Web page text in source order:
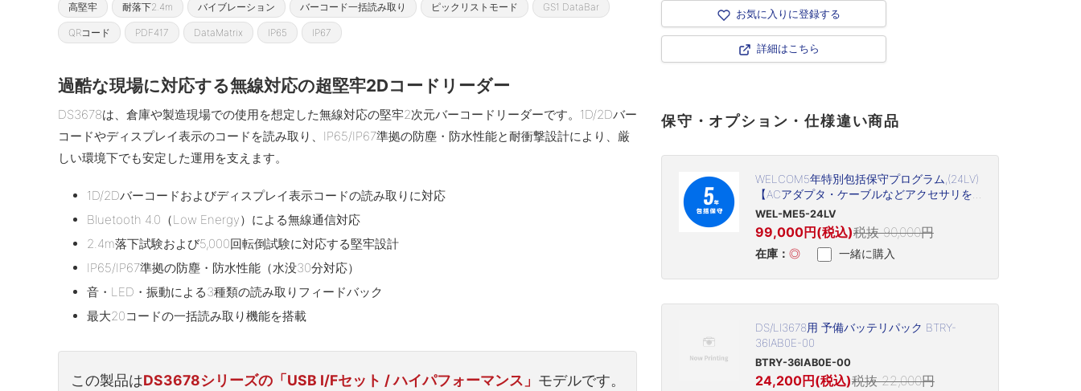
高堅牢 耐落下2.4m バイブレーション バーコード一括読み取り ピックリストモード GS1 DataBar
QRコード PDF417 DataMatrix IP65 IP67
過酷な現場に対応する無線対応の超堅牢2Dコードリーダー
DS3678は、倉庫や製造現場での使用を想定した無線対応の堅牢2次元バーコードリーダーです。1D/2Dバー
コードやディスプレイ表示のコードを読み取り、IP65/IP67準拠の防塵・防水性能と耐衝撃設計により、厳
しい環境下でも安定した運用を支えます。
1D/2Dバーコードおよびディスプレイ表示コードの読み取りに対応
Bluetooth 4.0（Low Energy）による無線通信対応
2.4m落下試験および5,000回転倒試験に対応する堅牢設計
IP65/IP67準拠の防塵・防水性能（水没30分対応）
音・LED・振動による3種類の読み取りフィードバック
最大20コードの一括読み取り機能を搭載
この製品はDS3678シリーズの「USB I/Fセット / ハイパフォーマンス」 モデルです。
保守・オプション・仕様違い商品
WELCOM5年特別包括保守プログラム,(24LV)
【ACアダプタ・ケーブルなどアクセサリを
含む(但し、プリントヘッド・プラテン・バ
ッテリなど消耗品は除く)】
WEL-ME5-24LV
99,000円(税込)税抜 90,000円
在庫： ◎ 一緒に購入
DS/LI3678用 予備バッテリパック BTRY-
36IAB0E-00
BTRY-36IAB0E-00
24,200円(税込)税抜 22,000円
お気に入りに登録する
詳細はこちら